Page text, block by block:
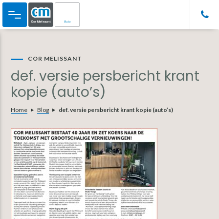
Door
naar
de
Spring
naar
de
Spring
naar
de
COR MELISSANT
def. versie persbericht krant
kopie (auto’s)
Home Blog def. versie persbericht krant kopie (auto’s)